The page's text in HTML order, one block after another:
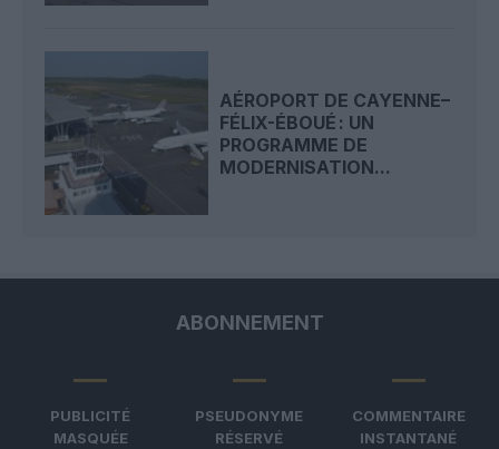
AÉROPORT DE CAYENNE–
FÉLIX-ÉBOUÉ : UN
PROGRAMME DE
MODERNISATION...
ABONNEMENT
PUBLICITÉ
MASQUÉE
PSEUDONYME
RÉSERVÉ
COMMENTAIRE
INSTANTANÉ